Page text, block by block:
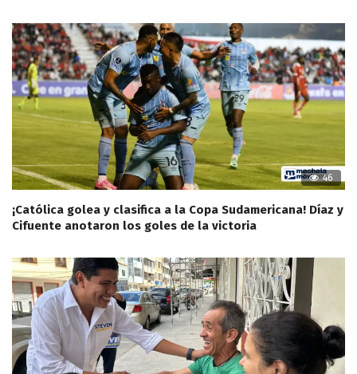
46
¡Católica golea y clasifica a la Copa Sudamericana! Díaz y
Cifuente anotaron los goles de la victoria